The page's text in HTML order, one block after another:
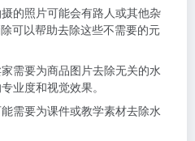
的照片可能会有路人或其他杂
可以帮助去除这些不需要的元
需要为商品图片去除无关的水
业度和视觉效果。
需要为课件或教学素材去除水